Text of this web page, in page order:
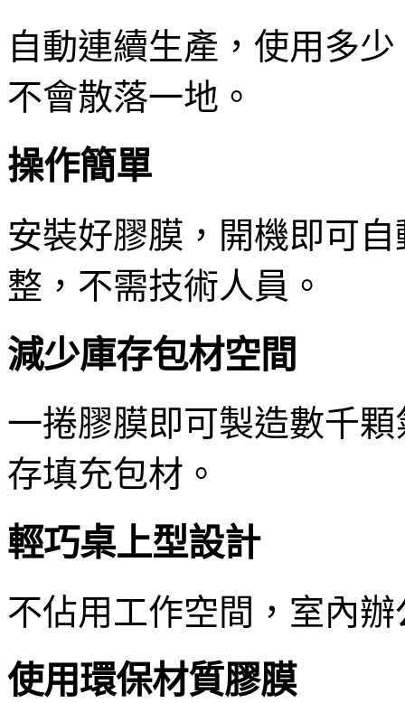
自動連續生產，使用多
不會散落一地。
操作簡單
安裝好膠膜，開機即可
整，不需技術人員。
減少庫存包材空間
一捲膠膜即可製造數千
存填充包材。
輕巧桌上型設計
不佔用工作空間，室內
使用環保材質膠膜